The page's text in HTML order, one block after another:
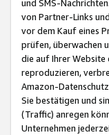
und SMS-
von Partner-Links
vor dem Kauf eines
prüfen, überwachen
die auf Ihrer
reproduzieren,
Amazon-
Sie bestätigen und
(Traffic) anregen
Unternehmen